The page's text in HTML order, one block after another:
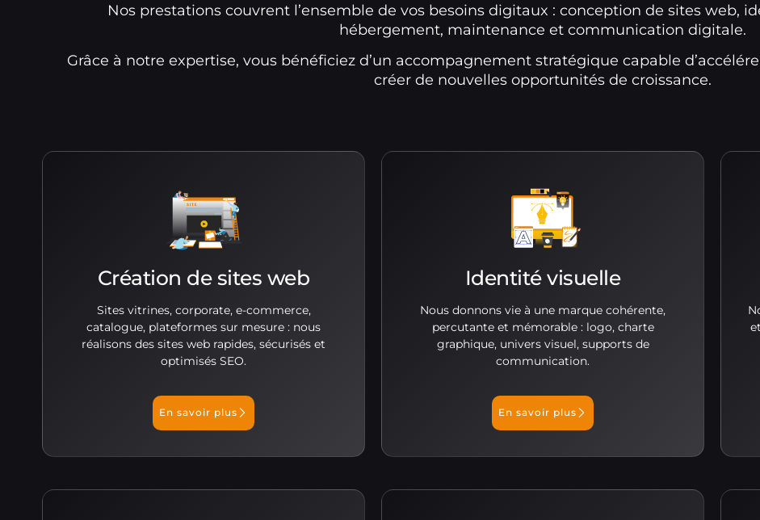
Nos prestations couvrent l’ensemble de vos besoins digitaux : conception de sites web,
hébergement, maintenance et communication digitale.
Grâce à notre expertise, vous bénéficiez d’un accompagnement stratégique capable
créer de nouvelles opportunités de croissance.
Création de sites web
Sites vitrines, corporate, e-commerce,
catalogue, plateformes sur mesure : nous
réalisons des sites web rapides, sécurisés et
optimisés SEO.
En savoir plus
Identité visuelle
Nous donnons vie à une marque cohérente,
percutante et mémorable : logo, charte
graphique, univers visuel, supports de
communication.
En savoir plus